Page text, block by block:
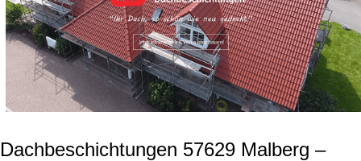
Dachbeschichtungen 57629 Malberg –